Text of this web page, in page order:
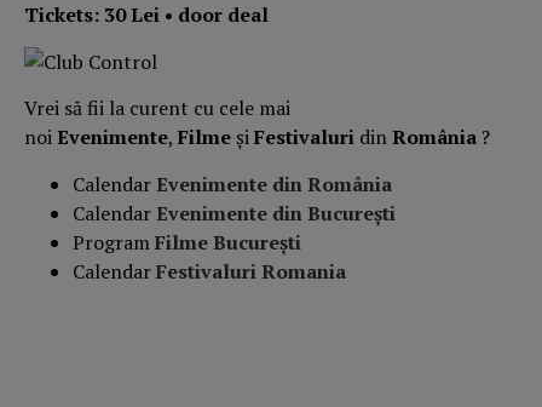
Tickets: 30 Lei • door deal
Vrei să fii la curent cu cele mai
noiEvenimente, Filme șiFestivaluri dinRomânia ?
Calendar Evenimente din România
Calendar Evenimente din București
ProgramFilme București
CalendarFestivaluri Romania